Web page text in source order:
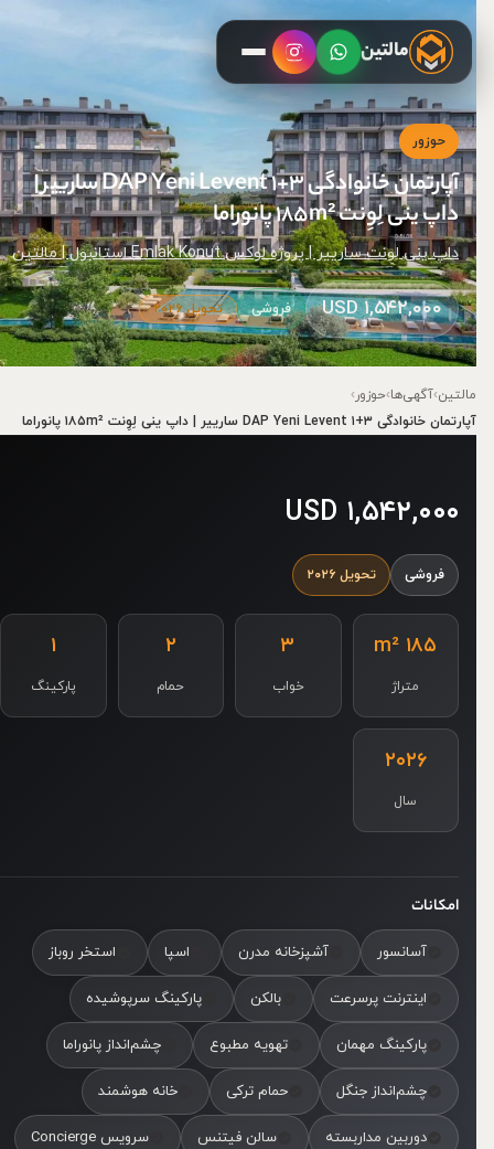
مالتین
حوزور
آپارتمان خانوادگی ۳+۱ DAP Yeni Levent سارییر |
داپ ینی لِوِنت ۱۸۵m² پانوراما
داپ ینی لِوِنت سارییر | پروژه لوکس Emlak Konut استانبول | مالتین
۱,۵۴۲,۰۰۰ USD فروشی تحویل ۲۰۲۶
مالتین›آگهی‌ها›حوزور›
آپارتمان خانوادگی ۳+۱ DAP Yeni Levent سارییر | داپ ینی لِوِنت ۱۸۵m² پانوراما
۱,۵۴۲,۰۰۰ USD
فروشی تحویل ۲۰۲۶
۱۸۵ m²
متراژ
۳
خواب
۲
حمام
۱
پارکینگ
۲۰۲۶
سال
امکانات
آسانسور آشپزخانه مدرن اسپا استخر روباز
اینترنت پرسرعت بالکن پارکینگ سرپوشیده
پارکینگ مهمان تهویه مطبوع چشم‌انداز پانوراما
چشم‌انداز جنگل حمام ترکی خانه هوشمند
دوربین مداربسته سالن فیتنس سرویس Concierge